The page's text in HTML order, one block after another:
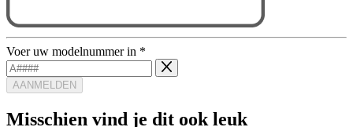
Voer uw modelnummer in *
AANMELDEN
Misschien vind je dit ook leuk